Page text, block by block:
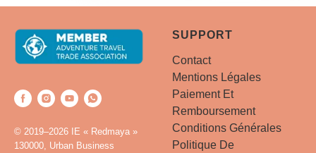
© 2019–2026 IE « Redmaya »
130000, Urban Business
SUPPORT
Contact
Mentions Légales
Paiement Et
Remboursement
Conditions Générales
Politique De